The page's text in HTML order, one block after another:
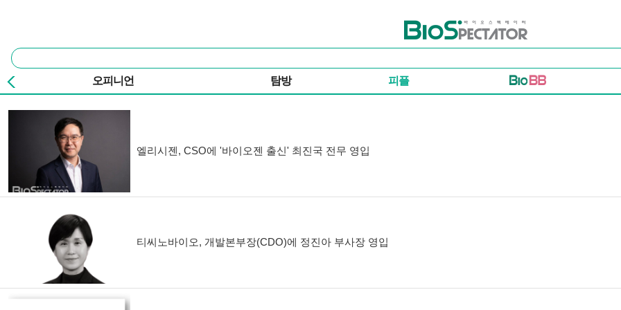
바이오스펙테이터
통
합
검
색
오피니언 탐방 피플
엘리시젠, CSO에 '바이오젠 출신' 최진국 전무 영입
티씨노바이오, 개발본부장(CDO)에 정진아 부사장 영입